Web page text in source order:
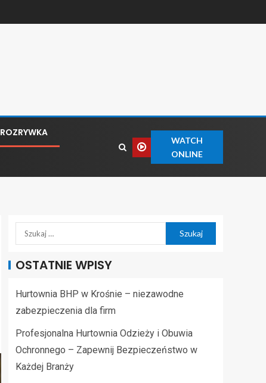
ROZRYWKA
WATCH
ONLINE
OSTATNIE WPISY
Hurtownia BHP w Krośnie – niezawodne
zabezpieczenia dla firm
Profesjonalna Hurtownia Odzieży i Obuwia
Ochronnego – Zapewnij Bezpieczeństwo w
Każdej Branży